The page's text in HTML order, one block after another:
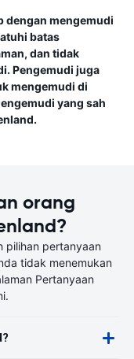
dengan mengemudi
batas
dan tidak
Pengemudi juga
mengemudi di
yang sah
orang
pilihan pertanyaan
tidak menemukan
Pertanyaan